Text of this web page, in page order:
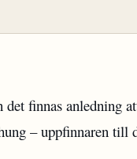
finnas anledning
– uppfinnaren till